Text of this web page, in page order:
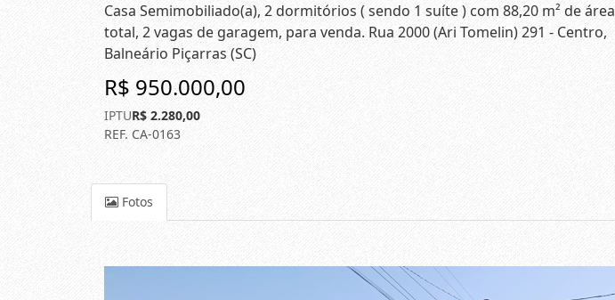
Casa Semimobiliado(a), 2 dormitórios ( sendo 1 suíte ) com 88,20 m² de área
total, 2 vagas de garagem, para venda. Rua 2000 (Ari Tomelin) 291 - Centro,
Balneário Piçarras (SC)
R$ 950.000,00
IPTUR$ 2.280,00
REF. CA-0163
Fotos